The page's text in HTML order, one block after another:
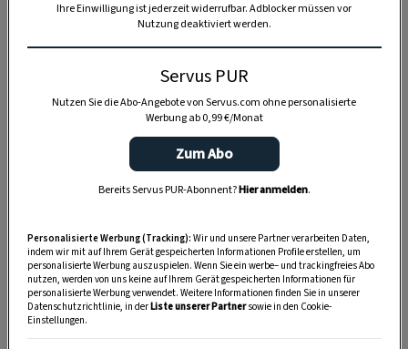
Anzeige
Ihre Einwilligung ist jederzeit widerrufbar. Adblocker müssen vor
Nutzung deaktiviert werden.
Servus PUR
Nutzen Sie die Abo-Angebote von Servus.com ohne personalisierte
Werbung ab 0,99 €/Monat
Zum Abo
Bereits Servus PUR-Abonnent?Hier anmelden.
Personalisierte Werbung (Tracking): Wir und unsere Partner verarbeiten Daten,
indem wir mit auf Ihrem Gerät gespeicherten Informationen Profile erstellen, um
personalisierte Werbung auszuspielen. Wenn Sie ein werbe– und trackingfreies Abo
nutzen, werden von uns keine auf Ihrem Gerät gespeicherten Informationen für
personalisierte Werbung verwendet. Weitere Informationen finden Sie in unserer
Datenschutzrichtlinie, in derListe unserer Partnersowie in den Cookie-
Einstellungen.